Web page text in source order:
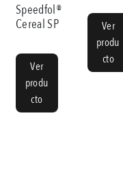
Speedfol®
Cereal SP
Ver
produ
cto
Ver
produ
cto